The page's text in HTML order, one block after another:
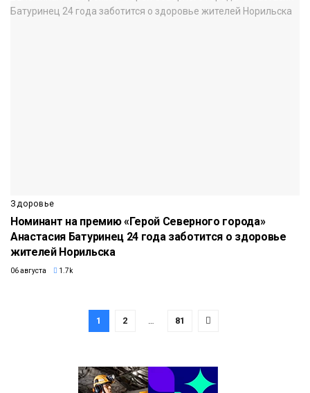
Здоровье
Номинант на премию «Герой Северного города»
Анастасия Батуринец 24 года заботится о здоровье
жителей Норильска
06 августа 1.7k
1 2 81